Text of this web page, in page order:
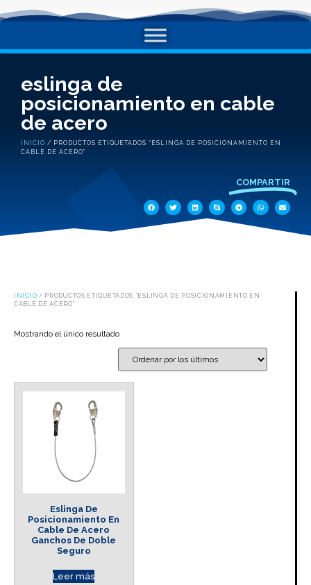
eslinga de
posicionamiento en cable
de acero
INICIO / PRODUCTOS ETIQUETADOS “ESLINGA DE POSICIONAMIENTO EN
CABLE DE ACERO”
COMPARTIR
INICIO / PRODUCTOS ETIQUETADOS “ESLINGA DE POSICIONAMIENTO EN
CABLE DE ACERO”
Mostrando el único resultado
Eslinga De
Posicionamiento En
Cable De Acero
Ganchos De Doble
Seguro
Leer más